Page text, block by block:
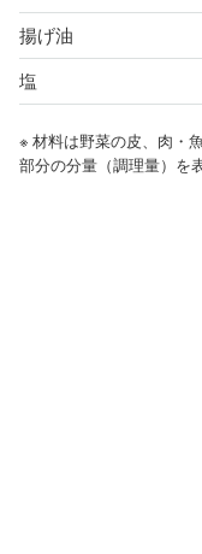
揚げ油
塩
※ 材料は野菜の皮、肉・
部分の分量（調理量）を